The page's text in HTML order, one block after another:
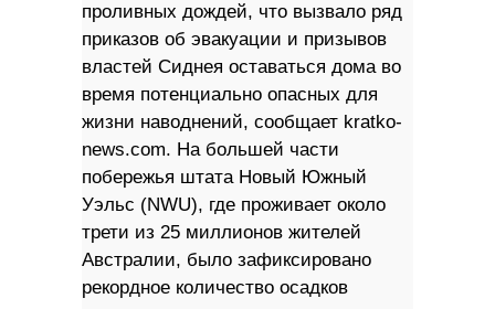
проливных дождей, что вызвало ряд
приказов об эвакуации и призывов
властей Сиднея оставаться дома во
время потенциально опасных для
жизни наводнений, сообщает kratko-
news.com. На большей части
побережья штата Новый Южный
Уэльс (NWU), где проживает около
трети из 25 миллионов жителей
Австралии, было зафиксировано
рекордное количество осадков